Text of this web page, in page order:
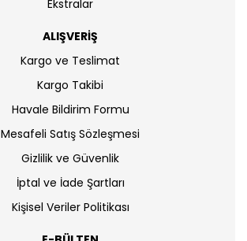
Ekstralar
ALIŞVERİŞ
Kargo ve Teslimat
Kargo Takibi
Havale Bildirim Formu
Mesafeli Satış Sözleşmesi
Gizlilik ve Güvenlik
İptal ve İade Şartları
Kişisel Veriler Politikası